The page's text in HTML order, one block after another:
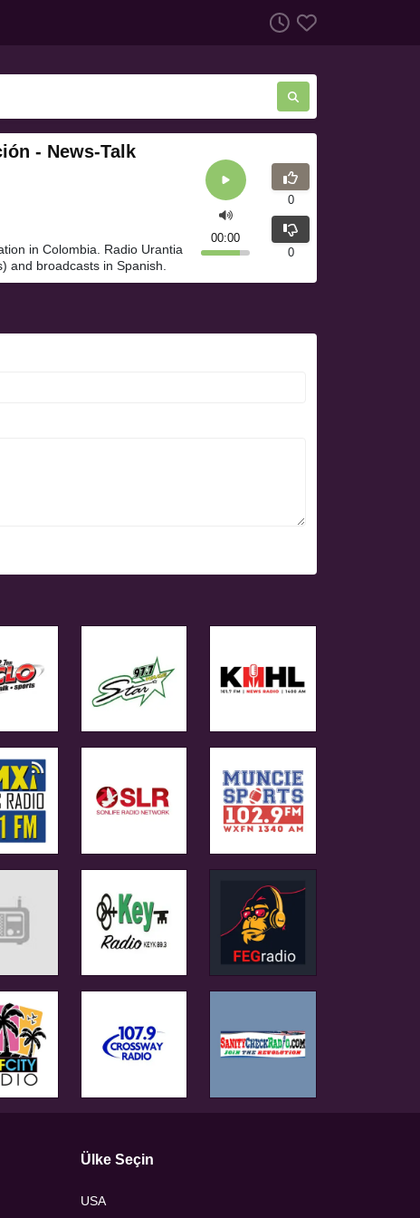
- News-Talk
in Colombia. Radio Urantia
and broadcasts in Spanish.
00:00
0
0
Ülke Seçin
USA